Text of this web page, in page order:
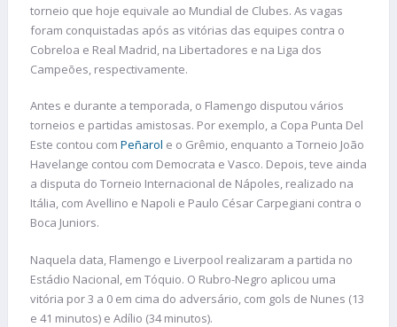
torneio que hoje equivale ao Mundial de Clubes. As vagas
foram conquistadas após as vitórias das equipes contra o
Cobreloa e Real Madrid, na Libertadores e na Liga dos
Campeões, respectivamente.
Antes e durante a temporada, o Flamengo disputou vários
torneios e partidas amistosas. Por exemplo, a Copa Punta Del
Este contou com Peñarol e o Grêmio, enquanto a Torneio João
Havelange contou com Democrata e Vasco. Depois, teve ainda
a disputa do Torneio Internacional de Nápoles, realizado na
Itália, com Avellino e Napoli e Paulo César Carpegiani contra o
Boca Juniors.
Naquela data, Flamengo e Liverpool realizaram a partida no
Estádio Nacional, em Tóquio. O Rubro-Negro aplicou uma
vitória por 3 a 0 em cima do adversário, com gols de Nunes (13
e 41 minutos) e Adílio (34 minutos).